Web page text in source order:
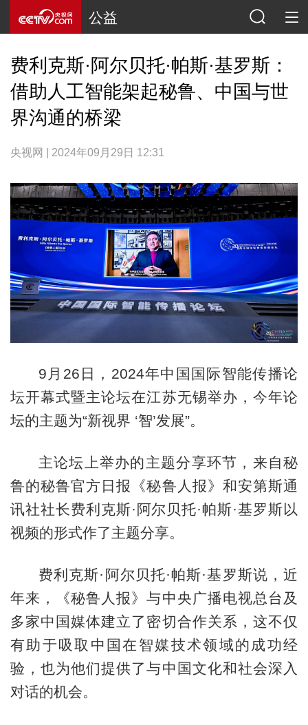
公益
费利克斯·阿尔贝托·帕斯·基罗斯：
借助人工智能架起秘鲁、中国与世
界沟通的桥梁
央视网 | 2024年09月29日 12:31
9月26日，2024年中国国际智能传播论
坛开幕式暨主论坛在江苏无锡举办，今年论
坛的主题为“新视界 ‘智’发展”。
主论坛上举办的主题分享环节，来自秘
鲁的秘鲁官方日报《秘鲁人报》和安第斯通
讯社社长费利克斯·阿尔贝托·帕斯·基罗斯以
视频的形式作了主题分享。
费利克斯·阿尔贝托·帕斯·基罗斯说，近
年来，《秘鲁人报》与中央广播电视总台及
多家中国媒体建立了密切合作关系，这不仅
有助于吸取中国在智媒技术领域的成功经
验，也为他们提供了与中国文化和社会深入
对话的机会。